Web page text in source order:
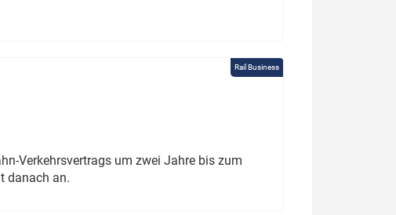
Rail Business
Verkehrsvertrags um zwei Jahre bis zum
danach an.